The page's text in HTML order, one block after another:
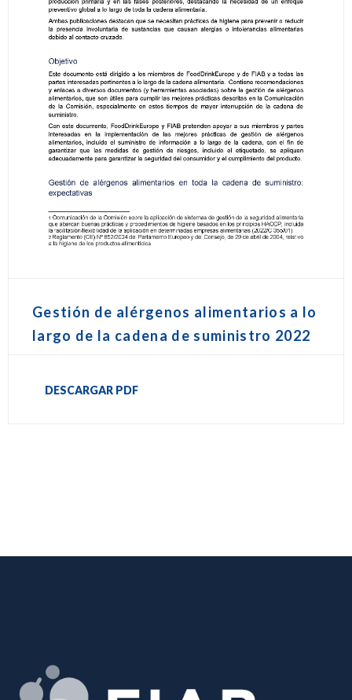
Gestión de alérgenos alimentarios a lo
largo de la cadena de suministro 2022
DESCARGAR PDF